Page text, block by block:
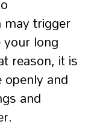
trigger
long
reason, it is
and
and